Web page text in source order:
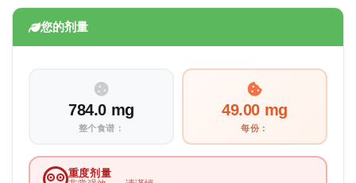
您的剂量
784.0 mg
整个食谱：
49.00 mg
每份：
重度剂量